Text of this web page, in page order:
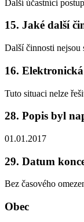
Další účastníci
15. Jaké další
Další činnosti nejsou
16.
Tuto situaci nelze
28. Popis byl
01.01.2017
29. Datum
Bez časového
Obec